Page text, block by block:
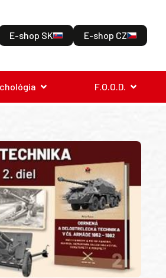
E-shop SK E-shop CZ
F.O.O.D.